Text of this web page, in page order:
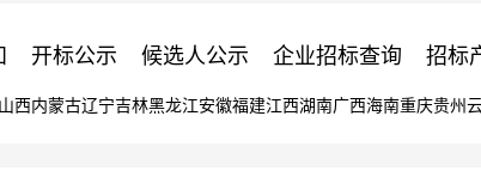
开标公示 候选人公示 企业招标查询 招标
山西内蒙古辽宁吉林黑龙江安徽福建江西湖南广西海南重庆贵州